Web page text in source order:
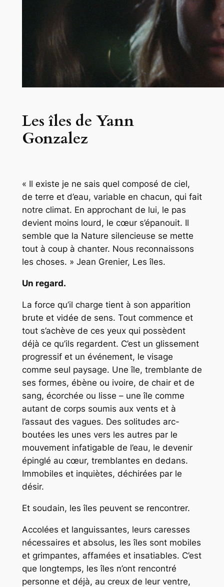
Les îles de Yann
Gonzalez
« Il existe je ne sais quel composé de ciel,
de terre et d’eau, variable en chacun, qui fait
notre climat. En approchant de lui, le pas
devient moins lourd, le cœur s’épanouit. Il
semble que la Nature silencieuse se mette
tout à coup à chanter. Nous reconnaissons
les choses. » Jean Grenier, Les îles.
Un regard.
La force qu’il charge tient à son apparition
brute et vidée de sens. Tout commence et
tout s’achève de ces yeux qui possèdent
déjà ce qu’ils regardent. C’est un glissement
progressif et un événement, le visage
comme seul paysage. Une île, tremblante de
ses formes, ébène ou ivoire, de chair et de
sang, écorchée ou lisse – une île comme
autant de corps soumis aux vents et à
l’assaut des vagues. Des solitudes arc-
boutées les unes vers les autres par le
mouvement infatigable de l’eau, le devenir
épinglé au cœur, tremblantes en dedans.
Immobiles et inquiètes, déchirées par le
désir.
Et soudain, les îles peuvent se rencontrer.
Accolées et languissantes, leurs caresses
nécessaires et absolus, les îles sont mobiles
et grimpantes, affamées et insatiables. C’est
que longtemps, les îles n’ont rencontré
personne et déjà, au creux de leur ventre,